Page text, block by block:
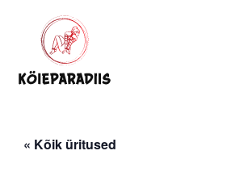
content
« Kõik üritused